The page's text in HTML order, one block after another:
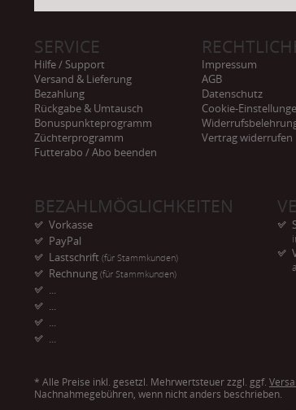
SERVICE
Hilfe / Support
Versand & Lieferung
Bezahlung
Rückgabe & Umtausch
Bonuspunkteprogramm
Züchterprogramm
Futterabo / Abo beenden
Impressum
AGB
Datenschutz
Cookie-
Vertrag widerrufen
BEZAHLMÖGLICHKEITEN
Vorkasse
PayPal
Lastschrift (für Stammkunden)
Rechnung (für Stammkunden)
...
...
...
...
* Alle Preise inkl. gesetzl. Mehrwertsteuer zzgl. ggf.
Nachnahmegebühren, wenn nicht anders beschrieben.